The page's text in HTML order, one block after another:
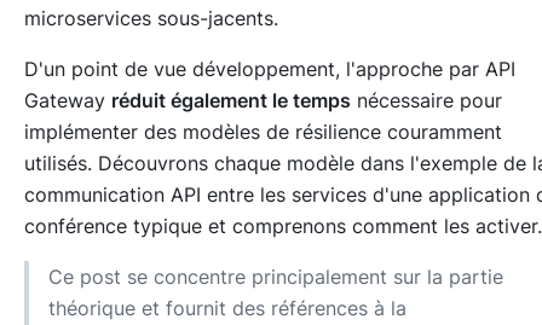
microservices sous-jacents.
D'un point de vue développement, l'approche par API
Gateway réduit également le temps nécessaire pour
implémenter des modèles de résilience couramment
utilisés. Découvrons chaque modèle dans l'exemple de
communication API entre les services d'une application
conférence typique et comprenons comment les activer.
Ce post se concentre principalement sur la partie
théorique et fournit des références à la